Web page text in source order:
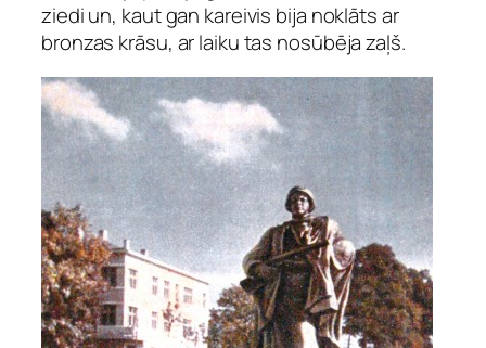
ziedi un, kaut gan kareivis bija noklāts ar
bronzas krāsu, ar laiku tas nosūbēja zaļš.